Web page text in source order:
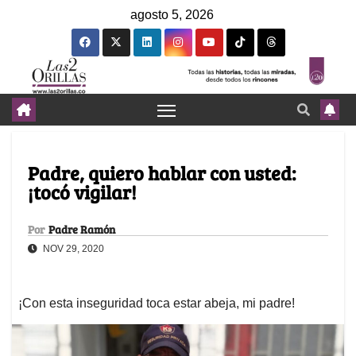
agosto 5, 2026
Padre, quiero hablar con usted:
¡tocó vigilar!
Por Padre Ramón
NOV 29, 2020
¡Con esta inseguridad toca estar abeja, mi padre!